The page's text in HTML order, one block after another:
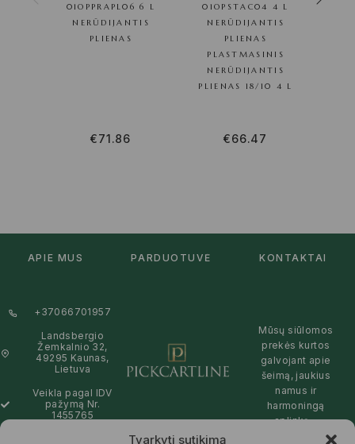
Tvarkyti sutikimą
01OPPRAPL06 6 L
NERŪDIJANTIS
PLIENAS
€71.86
01OPSTAC04 4 L
NERŪDIJANTIS
PLIENAS
PLASTMASINIS
NERŪDIJANTIS
PLIENAS 18/10 4 L
€66.47
APIE MUS PARDUOTUVĖ KONTAKTAI
+37066701957
Landsbergio
Žemkalnio 32,
49295 Kaunas,
Lietuva
Veikla pagal IDV
pažymą Nr.
1455765
Mūsų siūlomos
prekės kurtos
galvojant apie
šeimą, jaukius
namus ir
harmoningą
aplinką –